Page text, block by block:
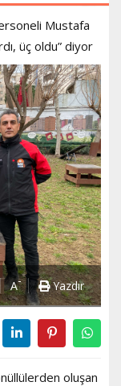
Mustafa
üç oldu” diyor
A- Yazdır
oluşan